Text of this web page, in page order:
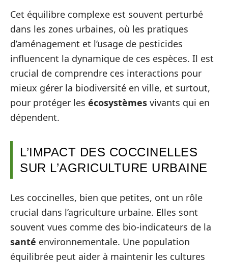
Cet équilibre complexe est souvent perturbé
dans les zones urbaines, où les pratiques
d’aménagement et l’usage de pesticides
influencent la dynamique de ces espèces. Il est
crucial de comprendre ces interactions pour
mieux gérer la biodiversité en ville, et surtout,
pour protéger les écosystèmes vivants qui en
dépendent.
L’IMPACT DES COCCINELLES
SUR L’AGRICULTURE URBAINE
Les coccinelles, bien que petites, ont un rôle
crucial dans l’agriculture urbaine. Elles sont
souvent vues comme des bio-indicateurs de la
santé environnementale. Une population
équilibrée peut aider à maintenir les cultures